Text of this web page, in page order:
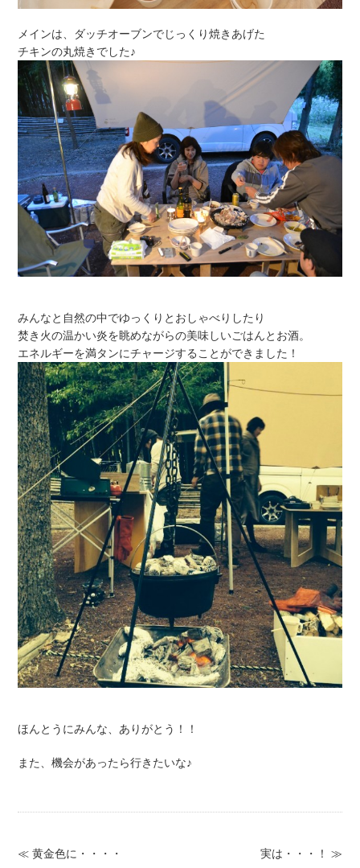
メインは、ダッチオーブンでじっくり焼きあげた
チキンの丸焼きでした♪
みんなと自然の中でゆっくりとおしゃべりしたり
焚き火の温かい炎を眺めながらの美味しいごはんとお酒。
エネルギーを満タンにチャージすることができました！
ほんとうにみんな、ありがとう！！
また、機会があったら行きたいな♪
実は・・・！ ≫
≪ 黄金色に・・・・